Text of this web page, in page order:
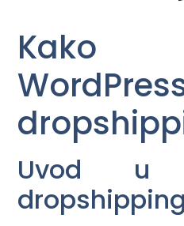
Kako
Uvod u